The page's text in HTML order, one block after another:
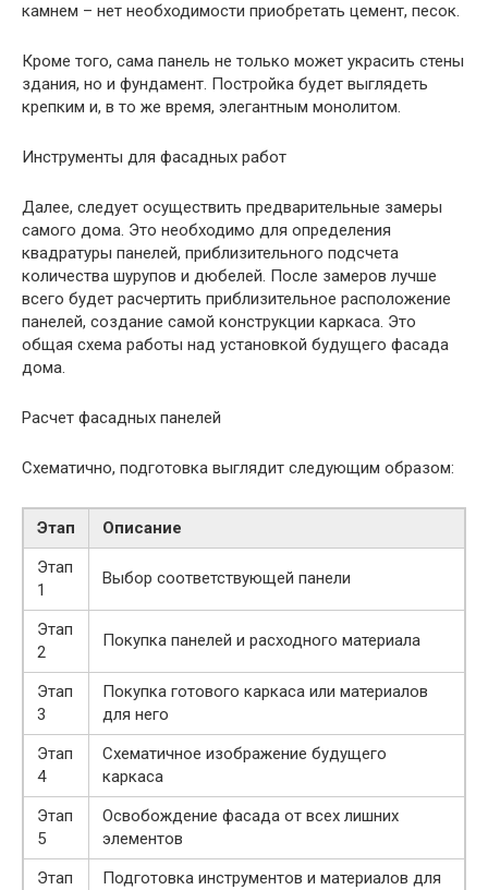
камнем – нет необходимости приобретать цемент, песок.
Кроме того, сама панель не только может украсить стены
здания, но и фундамент. Постройка будет выглядеть
крепким и, в то же время, элегантным монолитом.
Инструменты для фасадных работ
Далее, следует осуществить предварительные замеры
самого дома. Это необходимо для определения
квадратуры панелей, приблизительного подсчета
количества шурупов и дюбелей. После замеров лучше
всего будет расчертить приблизительное расположение
панелей, создание самой конструкции каркаса. Это
общая схема работы над установкой будущего фасада
дома.
Расчет фасадных панелей
Схематично, подготовка выглядит следующим образом:
Этап
Описание
Этап
1
Выбор соответствующей панели
Этап
2
Покупка панелей и расходного материала
Этап
3
Покупка готового каркаса или материалов
для него
Этап
4
Схематичное изображение будущего
каркаса
Этап
5
Освобождение фасада от всех лишних
элементов
Этап
Подготовка инструментов и материалов для